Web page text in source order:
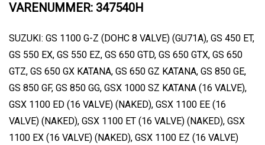
VARENUMMER: 347540H
SUZUKI: GS 1100 G-Z (DOHC 8 VALVE) (GU71A), GS 450 ET,
GS 550 EX, GS 550 EZ, GS 650 GTD, GS 650 GTX, GS 650
GTZ, GS 650 GX KATANA, GS 650 GZ KATANA, GS 850 GE,
GS 850 GF, GS 850 GG, GSX 1000 SZ KATANA (16 VALVE),
GSX 1100 ED (16 VALVE) (NAKED), GSX 1100 EE (16
VALVE) (NAKED), GSX 1100 ET (16 VALVE) (NAKED), GSX
1100 EX (16 VALVE) (NAKED), GSX 1100 EZ (16 VALVE)